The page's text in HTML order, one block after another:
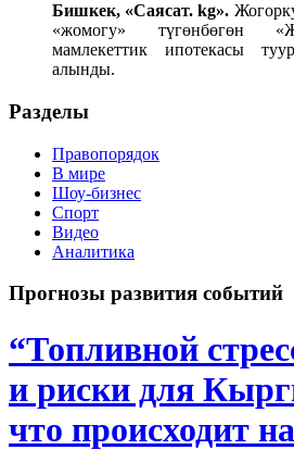
Бишкек, «Саясат. kg».
«жомогу» түгөнбөгөн
мамлекеттик ипотекасы
алынды.
Разделы
Правопорядок
В мире
Шоу-бизнес
Спорт
Видео
Аналитика
Прогнозы развития событий
“Топливной
и риски для
что происходит